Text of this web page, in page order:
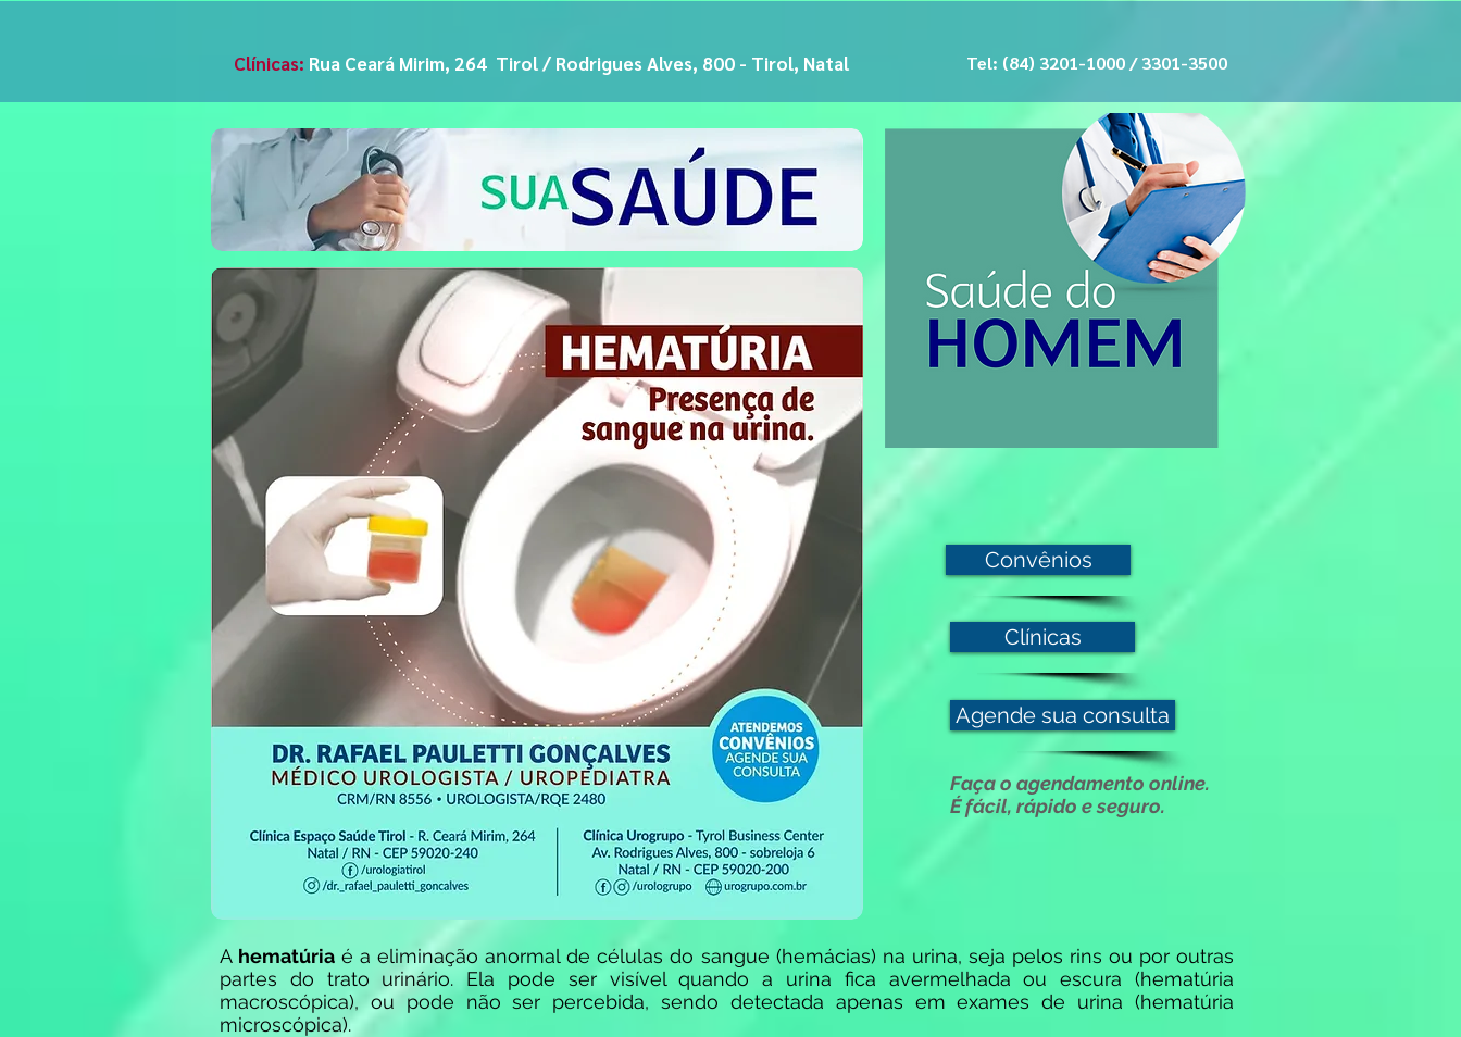
Clínicas: Rua Ceará Mirim, 264 Tirol / Rodrigues Alves, 800 - Tirol, Natal Tel: (84) 3201-1000 / 3301-3500
Convênios
Clínicas
Agende sua consulta
Faça o agendamento online.
É fácil, rápido e seguro.
A hematúria é a eliminação anormal de células do sangue (hemácias) na urina, seja pelos rins ou por outras
partes do trato urinário. Ela pode ser visível quando a urina fica avermelhada ou escura (hematúria
macroscópica), ou pode não ser percebida, sendo detectada apenas em exames de urina (hematúria
microscópica).